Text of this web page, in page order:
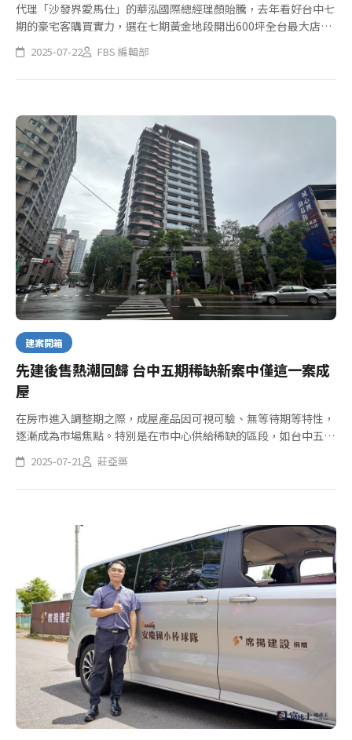
代理「沙發界愛馬仕」的華泓國際總經理顏貽騰，去年看好台中七
期的豪宅客購買實力，選在七期黃金地段開出600坪全台最大店，
起家厝內湖旗艦店更斥資3千萬重新改裝，今(22)日盛大開幕，再
次邀請Sandy吳姍儒站台，顏貽騰透露，雖然現在房市不佳，但...
2025-07-22 FBS 編輯部
建案開箱
先建後售熱潮回歸 台中五期稀缺新案中僅這一案成
屋
在房市進入調整期之際，成屋產品因可視可驗、無等待期等特性，
逐漸成為市場焦點。特別是在市中心供給稀缺的區段，如台中五期
重劃區，多年來因開發成熟，新案始終稀缺，近期細數貫穿五期的
大墩路沿線，居然只有三個在售建案中，其中成屋案「尉寶大敦主
2025-07-21 莊亞築